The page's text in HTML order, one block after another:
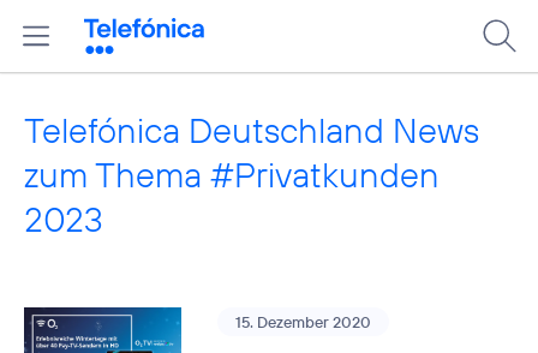
Telefónica Deutschland News
zum Thema #Privatkunden
2023
15. Dezember 2020